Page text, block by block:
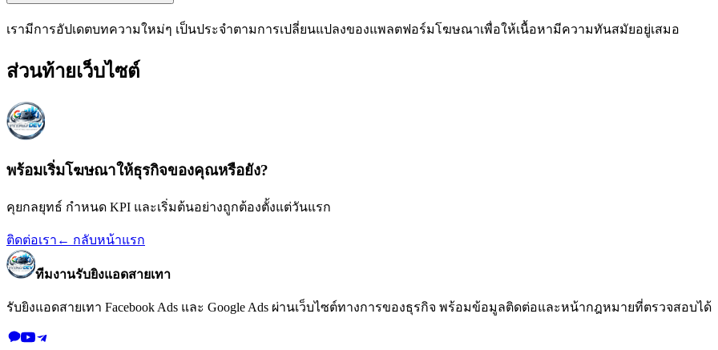
เรามีการอัปเดตบทความใหม่ๆ เป็นประจำตามการเปลี่ยนแปลงของแพลตฟอร์มโฆษณาเพื่อให้เนื้อหามีความทันสมัยอยู่เสมอ
ส่วนท้ายเว็บไซต์
พร้อมเริ่มโฆษณาให้ธุรกิจของคุณหรือยัง?
คุยกลยุทธ์ กำหนด KPI และเริ่มต้นอย่างถูกต้องตั้งแต่วันแรก
ติดต่อเรา ← กลับหน้าแรก
ทีมงานรับยิงแอดสายเทา
รับยิงแอดสายเทา Facebook Ads และ Google Ads ผ่านเว็บไซต์ทางการของธุรกิจ พร้อมข้อมูลติดต่อและหน้ากฎหมายที่ตรวจสอบได้